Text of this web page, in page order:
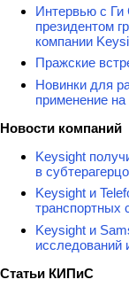
Интервью с
президентом
компании
Пражские
Новинки для
применение
Новости компаний
Keysight
в
Keysight и
транспортных
Keysight и
исследований
Статьи КИПиС